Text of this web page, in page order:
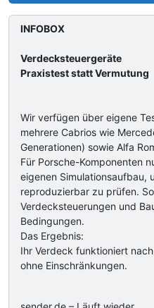
INFOBOX
Verdecksteuergeräte
Praxistest statt Vermutung
Wir verfügen über eigene
mehrere Cabrios wie
Generationen) sowie Alfa
Für Porsche-Komponenten
eigenen Simulationsaufbau,
reproduzierbar zu prüfen.
Verdecksteuerungen und
Bedingungen.
Das Ergebnis:
Ihr Verdeck funktioniert
ohne Einschränkungen.